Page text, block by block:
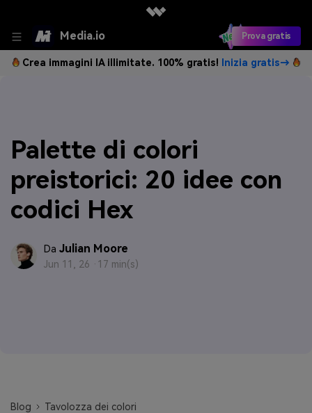
Media.io Prova gratis
Crea immagini IA illimitate. 100% gratis! Inizia gratis→
Palette di colori
preistorici: 20 idee con
codici Hex
Da Julian Moore
Jun 11, 26 · 17 min(s)
Blog
Tavolozza dei colori